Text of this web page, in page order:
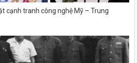
cạnh tranh công nghệ Mỹ – Trung